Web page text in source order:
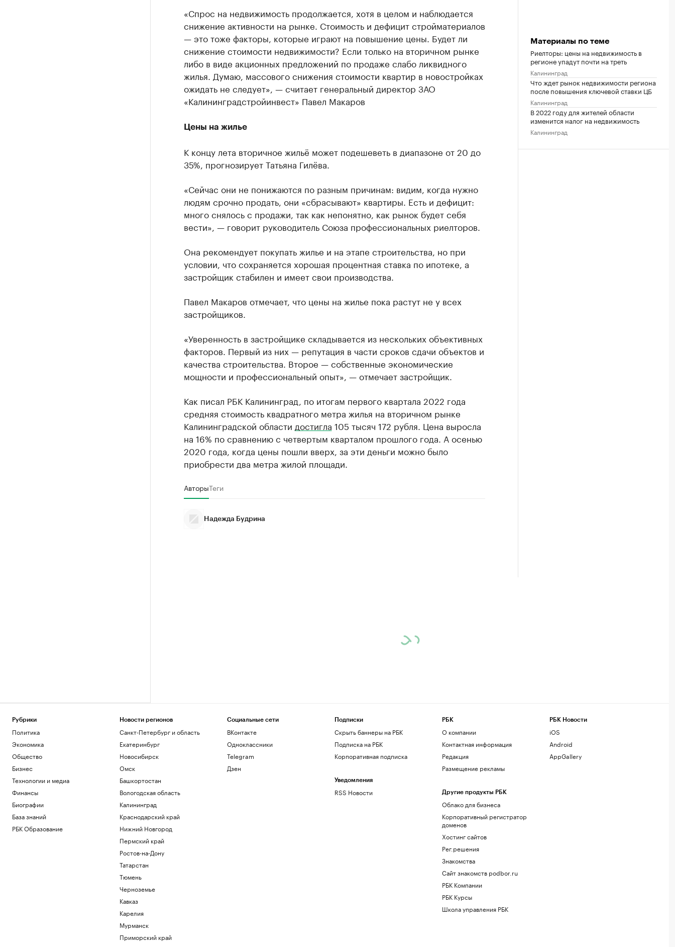
«Спрос на недвижимость продолжается, хотя в целом и наблюдается
снижение активности на рынке. Стоимость и дефицит стройматериалов
— это тоже факторы, которые играют на повышение цены. Будет ли
снижение стоимости недвижимости? Если только на вторичном рынке
либо в виде акционных предложений по продаже слабо ликвидного
жилья. Думаю, массового снижения стоимости квартир в новостройках
ожидать не следует», — считает генеральный директор ЗАО
«Калининградстройинвест» Павел Макаров
Цены на жилье
К концу лета вторичное жильё может подешеветь в диапазоне от 20 до
35%, прогнозирует Татьяна Гилёва.
«Сейчас они не понижаются по разным причинам: видим, когда нужно
людям срочно продать, они «сбрасывают» квартиры. Есть и дефицит:
много снялось с продажи, так как непонятно, как рынок будет себя
вести», — говорит руководитель Союза профессиональных риелторов.
Она рекомендует покупать жилье и на этапе строительства, но при
условии, что сохраняется хорошая процентная ставка по ипотеке, а
застройщик стабилен и имеет свои производства.
Павел Макаров отмечает, что цены на жилье пока растут не у всех
застройщиков.
«Уверенность в застройщике складывается из нескольких объективных
факторов. Первый из них — репутация в части сроков сдачи объектов и
качества строительства. Второе — собственные экономические
мощности и профессиональный опыт», — отмечает застройщик.
Как писал РБК Калининград, по итогам первого квартала 2022 года
средняя стоимость квадратного метра жилья на вторичном рынке
Калининградской области достигла 105 тысяч 172 рубля. Цена выросла
на 16% по сравнению с четвертым кварталом прошлого года. А осенью
2020 года, когда цены пошли вверх, за эти деньги можно было
приобрести два метра жилой площади.
АвторыТеги
Надежда Будрина
Материалы по теме
Риелторы: цены на недвижимость в
регионе упадут почти на треть
Калининград
Что ждет рынок недвижимости региона
после повышения ключевой ставки ЦБ
Калининград
В 2022 году для жителей области
изменится налог на недвижимость
Калининград
Рубрики
Политика
Экономика
Общество
Бизнес
Технологии и медиа
Финансы
Биографии
База знаний
РБК Образование
Новости регионов
Санкт-Петербург и область
Екатеринбург
Новосибирск
Омск
Башкортостан
Вологодская область
Калининград
Краснодарский край
Нижний Новгород
Пермский край
Ростов-на-Дону
Татарстан
Тюмень
Черноземье
Кавказ
Карелия
Мурманск
Приморский край
Социальные сети
ВКонтакте
Одноклассники
Telegram
Дзен
Подписки
Скрыть баннеры на РБК
Подписка на РБК
Корпоративная подписка
Уведомления
RSS Новости
РБК
О компании
Контактная информация
Редакция
Размещение рекламы
Другие продукты РБК
Облако для бизнеса
Корпоративный регистратор
доменов
Хостинг сайтов
Рег.решения
Знакомства
Сайт знакомств podbor.ru
РБК Компании
РБК Курсы
Школа управления РБК
РБК Новости
iOS
Android
AppGallery